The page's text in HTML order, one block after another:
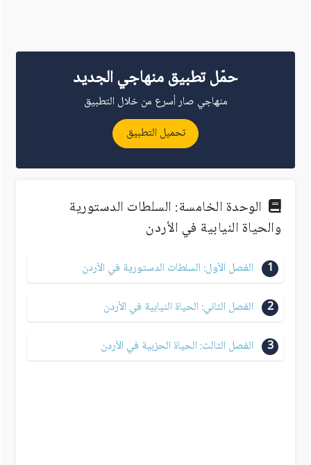
حمّل تطبيق منهاجي الجديد
منهاجي صار أسرع من خلال التطبيق
تحميل التطبيق
الوحدة الخامسة: السلطات الدستورية
والحياة النيابية في الأردن
1 الفصل الأول: السلطات الدستورية في الأردن
2 الفصل الثاني: الحياة النيابية في الأردن
3 الفصل الثالث: الحياة الحزبية في الأردن